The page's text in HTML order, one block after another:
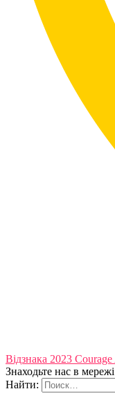
Відзнака 2023
Знаходьте нас в мережі
Найти: